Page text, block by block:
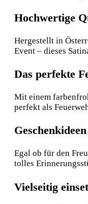
Hochwertige
Hergestellt in
Event – dieses
Das perfekte
Mit einem
perfekt als
Egal ob für den
tolles
Vielseitig